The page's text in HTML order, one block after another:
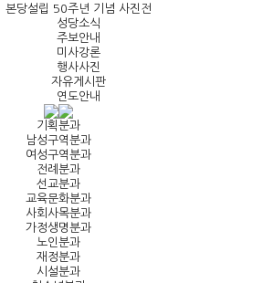
본당설립 50주년 기념 사진전
성당소식
주보안내
미사강론
행사사진
자유게시판
연도안내
기획분과
남성구역분과
여성구역분과
전례분과
선교분과
교육문화분과
사회사목분과
가정생명분과
노인분과
재정분과
시설분과